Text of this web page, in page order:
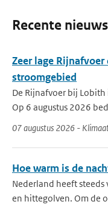
Recente
Zeer lage
stroomgebied
De Rijnafvoer bij
Op 6 augustus 2026
07 augustus 2026 -
Hoe warm is de
Nederland heeft
en hittegolven. Om de